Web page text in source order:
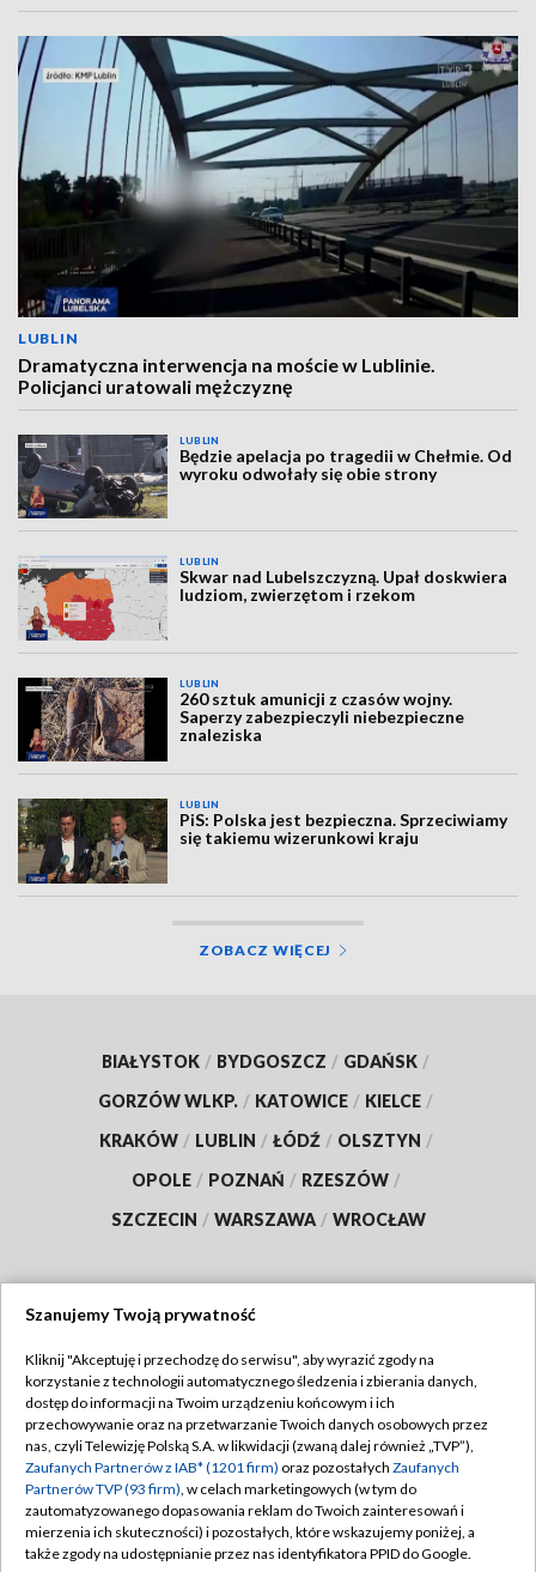
LUBLIN
Dramatyczna interwencja na moście w Lublinie.
Policjanci uratowali mężczyznę
LUBLIN
Będzie apelacja po tragedii w Chełmie. Od
wyroku odwołały się obie strony
LUBLIN
Skwar nad Lubelszczyzną. Upał doskwiera
ludziom, zwierzętom i rzekom
LUBLIN
260 sztuk amunicji z czasów wojny.
Saperzy zabezpieczyli niebezpieczne
znaleziska
LUBLIN
PiS: Polska jest bezpieczna. Sprzeciwiamy
się takiemu wizerunkowi kraju
ZOBACZ WIĘCEJ
BIAŁYSTOK / BYDGOSZCZ / GDAŃSK /
GORZÓW WLKP. / KATOWICE / KIELCE /
KRAKÓW / LUBLIN / ŁÓDŹ / OLSZTYN /
OPOLE / POZNAŃ / RZESZÓW /
SZCZECIN / WARSZAWA / WROCŁAW
TVP
Abonament TVP
Emisja w TVP
Centrum informacji TVP
Naziemna Telewizja Cyfrowa
Regulamin TVP
Polityka prywatności
Moje zgody
Pomoc
Szanujemy Twoją prywatność
Kliknij "Akceptuję i przechodzę do serwisu", aby wyrazić zgody na
korzystanie z technologii automatycznego śledzenia i zbierania danych,
dostęp do informacji na Twoim urządzeniu końcowym i ich
przechowywanie oraz na przetwarzanie Twoich danych osobowych przez
nas, czyli Telewizję Polską S.A. w likwidacji (zwaną dalej również „TVP”),
Zaufanych Partnerów z IAB* (1201 firm) oraz pozostałych Zaufanych
Partnerów TVP (93 firm), w celach marketingowych (w tym do
zautomatyzowanego dopasowania reklam do Twoich zainteresowań i
mierzenia ich skuteczności) i pozostałych, które wskazujemy poniżej, a
także zgody na udostępnianie przez nas identyfikatora PPID do Google.